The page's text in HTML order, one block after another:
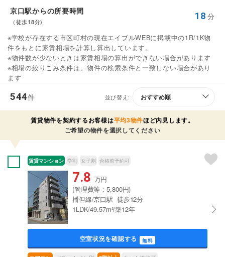
京口駅からの所要時間
（徒歩18分)
18 分
※学校が存在する市区町村の現在エイブルWEBに掲載中の1R/1K物
件をもとに家賃相場を計算し算出しています。
※物件数が少ないときは家賃相場の算出ができない場合があります
※相場の絞りこみ条件は、物件の検索条件と一致しない場合があり
ます
544件 並び替え:
賃貸物件を契約するお客様は平均3物件ほど内見します。
ご希望の物件を選択してください
賃貸マンション 学割 女子割 合格前予約可
7.8 万円
(管理費等：5,800円)
播但線/京口駅 徒歩12分
1LDK/49.57m²/築12年
空室状況を確認する 無料